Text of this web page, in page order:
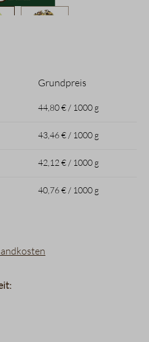
Grundpreis
44,80 € / 1000 g
43,46 € / 1000 g
42,12 € / 1000 g
40,76 € / 1000 g